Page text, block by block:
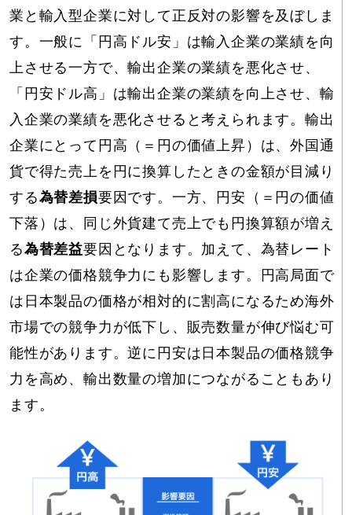
業と輸入型企業に対して正反対の影響を及ぼしま
す。一般に「円高ドル安」は輸入企業の業績を向
上させる一方で、輸出企業の業績を悪化させ、
「円安ドル高」は輸出企業の業績を向上させ、輸
入企業の業績を悪化させると考えられます。輸出
企業にとって円高（＝円の価値上昇）は、外国通
貨で得た売上を円に換算したときの金額が目減り
する為替差損要因です。一方、円安（＝円の価値
下落）は、同じ外貨建て売上でも円換算額が増え
る為替差益要因となります。加えて、為替レート
は企業の価格競争力にも影響します。円高局面で
は日本製品の価格が相対的に割高になるため海外
市場での競争力が低下し、販売数量が伸び悩む可
能性があります。逆に円安は日本製品の価格競争
力を高め、輸出数量の増加につながることもあり
ます。